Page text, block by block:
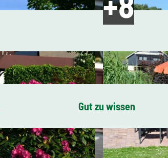
Gut zu wissen